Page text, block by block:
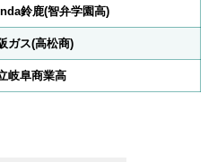
鈴鹿(智弁学園高)
ガス(高松商)
岐阜商業高